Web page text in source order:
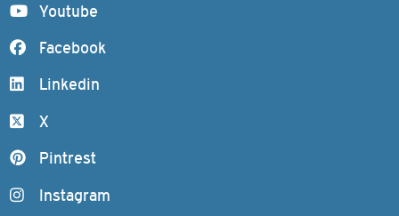
Youtube
Facebook
Linkedin
X
Pintrest
Instagram